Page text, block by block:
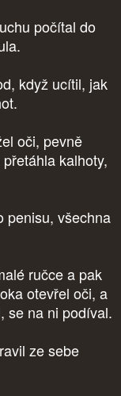
počítal do
když ucítil, jak
oči, pevně
kalhoty,
penisu, všechna
ručce a pak
otevřel oči, a
se na ni podíval.
ze sebe